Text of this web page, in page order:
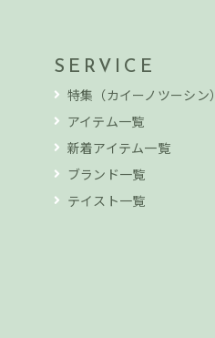
SERVICE
特集（カイーノツーシン）
アイテム一覧
新着アイテム一覧
ブランド一覧
テイスト一覧